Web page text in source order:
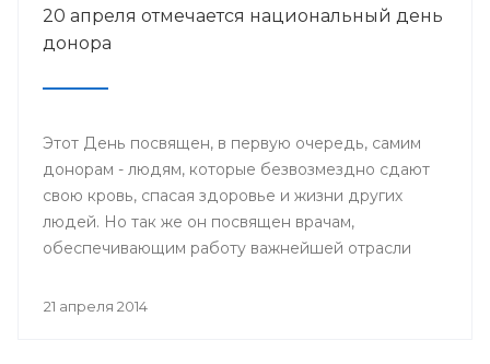
20 апреля отмечается национальный день
донора
Этот День посвящен, в первую очередь, самим
донорам - людям, которые безвозмездно сдают
свою кровь, спасая здоровье и жизни других
людей. Но так же он посвящен врачам,
обеспечивающим работу важнейшей отрасли
21 апреля 2014